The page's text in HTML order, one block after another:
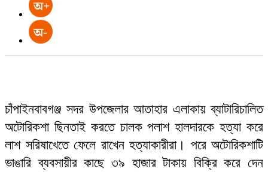
চাঁপাইনবাবগঞ্জ সদর উপজেলার আতাহার এলাকায় ব্যাটারিচালিত
অটোরিকশা ছিনতাই করতে চালক পলাশ হালদারকে হত্যা করে
লাশ সরিষাখেতে ফেলে রাখেন হত্যাকারীরা। পরে অটোরিকশাটি
ভাঙারি ব্যবসায়ীর কাছে ৩৯ হাজার টাকায় বিক্রি করে দেন